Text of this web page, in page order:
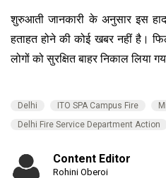
शुरुआती जानकारी के अनुसार इस
हताहत होने की कोई खबर नहीं है।
लोगों को सुरक्षित बाहर निकाल लिया
Delhi ITO SPA Campus Fire
Delhi Fire Service Department Action
Content Editor
Rohini Oberoi